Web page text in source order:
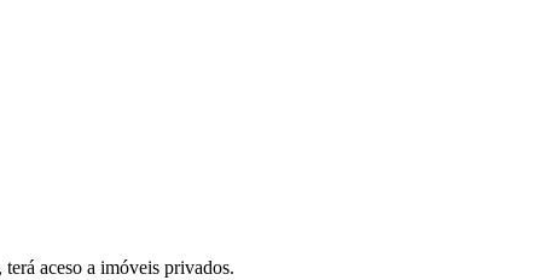
aceso a imóveis privados.